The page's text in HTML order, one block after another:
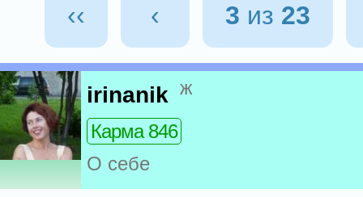
‹‹ ‹ 3 из 23
irinanik ж
Карма 846
О себе